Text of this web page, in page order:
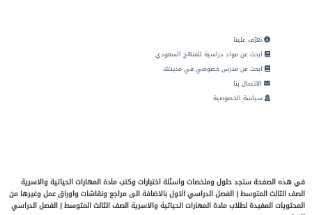
تعرّف علينا
ابحث عن مواد دراسية للمنهج السعودي
ابحث عن مدرس خصوصي في مدينتك
الاتصال بنا
سياسة الخصوصية
في هذه الصفحة ستجد حلول وملخصات واسئلة اختبارات وكتب مادة المهارات الحياتية والاسرية
الصف الثالث المتوسط | الفصل الدراسي الاول بالاضافة الى مراجع ونقاشات واوراق عمل وغيرها من
المحتويات المفيدة لطلاب مادة المهارات الحياتية والاسرية الصف الثالث المتوسط | الفصل الدراسي